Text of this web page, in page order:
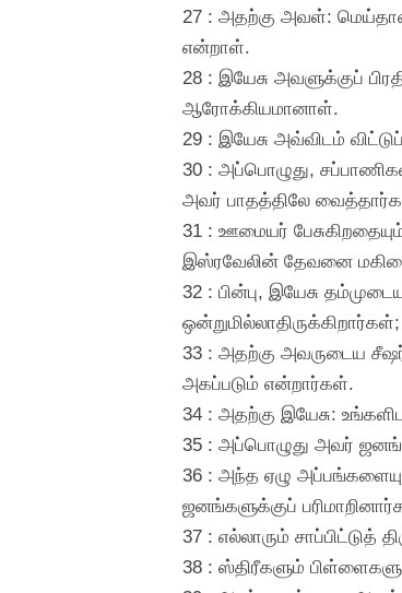
27 : அதற்கு அவள்:
என்றாள்.
28 : இயேசு அவளுக்குப்
ஆரோக்கியமானாள்.
29 : இயேசு அவ்விடம்
30 : அப்பொழுது,
அவர் பாதத்திலே
31 : ஊமையர்
இஸ்ரவேலின் தேவனை
32 : பின்பு, இயேசு
33 : அதற்கு அவருடைய
அகப்படும் என்றார்கள்.
34 : அதற்கு இயேசு:
35 : அப்பொழுது அவர்
36 : அந்த ஏழு
ஜனங்களுக்குப்
37 : எல்லாரும்
38 : ஸ்திரீகளும்